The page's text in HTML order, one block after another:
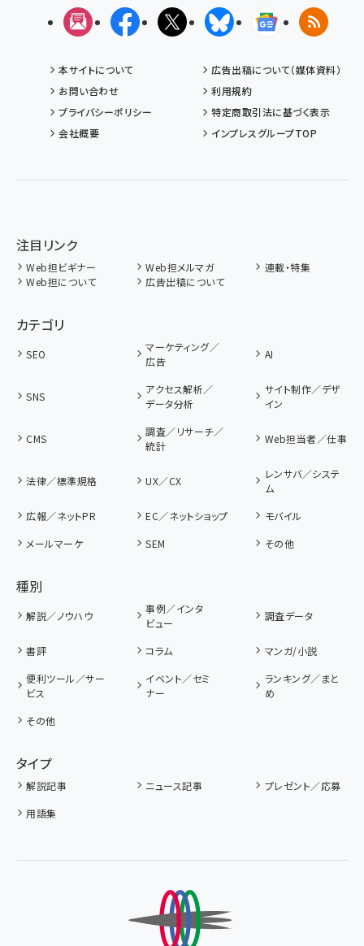
メルマガFacebookX(エックス)BlueskyGoogleニュ
RSS
本サイトについて
広告出稿について（媒体資料）
お問い合わせ
利用規約
プライバシーポリシー
特定商取引法に基づく表示
会社概要
インプレスグループTOP
注目リンク
Web担ビギナー Web担メルマガ
連載・特集
Web担について
広告出稿について
カテゴリ
SEO
マーケティング／
広告
AI
SNS
アクセス解析／
データ分析
サイト制作／デザ
イン
CMS
調査／リサーチ／
統計
Web担当者／仕事
法律／標準規格 UX／CX
レンサバ／システ
ム
広報／ネットPR
EC／ネットショップ
モバイル
メールマーケ
SEM その他
種別
解説／ノウハウ
事例／インタ
ビュー
調査データ
書評 コラム
マンガ/小説
便利ツール／サー
ビス
イベント／セミ
ナー
ランキング／まと
め
その他
タイプ
解説記事 ニュース記事
プレゼント／応募
用語集